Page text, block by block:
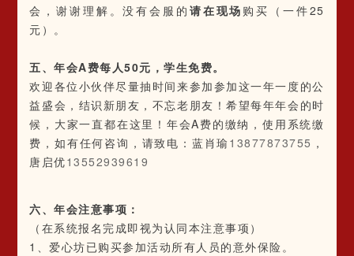
会，谢谢理解。没有会服的 请在现场 购买（一件25
元）。
五、年会A费每人50元，学生免费。
欢迎各位小伙伴尽量抽时间来参加参加这一年一度的公
益盛会，结识新朋友，不忘老朋友！希望每年年会的时
候，大家一直都在这里！年会A费的缴纳，使用系统缴
费，如有任何咨询，请致电：蓝肖瑜 13877873755 ，
唐启优13552939619
六、年会注意事项：
（在系统报名完成即视为认同本注意事项）
1、爱心坊已购买参加活动所有人员的意外保险。